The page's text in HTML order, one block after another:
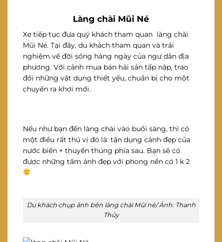
Làng chài Mũi Né
Xe tiếp tục đưa quý khách tham quan làng chài
Mũi Né. Tại đây, du khách tham quan và trải
nghiệm về đời sống hàng ngày của ngư dân địa
phương. Với cảnh mua bán hải sản tấp nập, trao
đổi những vật dụng thiết yếu, chuẩn bị cho một
chuyến ra khơi mới.
Nếu như bạn đến làng chài vào buổi sáng, thì có
một điều rất thú vị đó là: tận dụng cảnh đẹp của
nước biển + thuyền thúng phía sau. Bạn sẽ có
được những tấm ảnh đẹp với phong nền có 1 k 2
Du khách chụp ảnh bên làng chài Mũi né/ Ảnh: Thanh
Thủy